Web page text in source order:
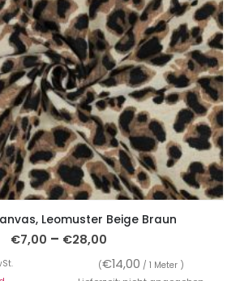
Leomuster Beige Braun
€7,00 – €28,00
(€14,00 / 1 Meter )